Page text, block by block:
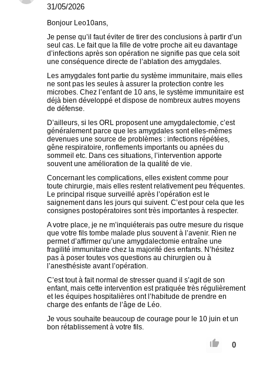
31/05/2026
Bonjour Leo10ans,
Je pense qu’il faut éviter de tirer des conclusions à partir d’un
seul cas. Le fait que la fille de votre proche ait eu davantage
d’infections après son opération ne signifie pas que cela soit
une conséquence directe de l’ablation des amygdales.
Les amygdales font partie du système immunitaire, mais elles
ne sont pas les seules à assurer la protection contre les
microbes. Chez l’enfant de 10 ans, le système immunitaire est
déjà bien développé et dispose de nombreux autres moyens
de défense.
D’ailleurs, si les ORL proposent une amygdalectomie, c’est
généralement parce que les amygdales sont elles-mêmes
devenues une source de problèmes : infections répétées,
gêne respiratoire, ronflements importants ou apnées du
sommeil etc. Dans ces situations, l’intervention apporte
souvent une amélioration de la qualité de vie.
Concernant les complications, elles existent comme pour
toute chirurgie, mais elles restent relativement peu fréquentes.
Le principal risque surveillé après l’opération est le
saignement dans les jours qui suivent. C’est pour cela que les
consignes postopératoires sont très importantes à respecter.
A votre place, je ne m’inquiéterais pas outre mesure du risque
que votre fils tombe malade plus souvent à l’avenir. Rien ne
permet d’affirmer qu’une amygdalectomie entraîne une
fragilité immunitaire chez la majorité des enfants. N’hésitez
pas à poser toutes vos questions au chirurgien ou à
l’anesthésiste avant l’opération.
C’est tout à fait normal de stresser quand il s’agit de son
enfant, mais cette intervention est pratiquée très régulièrement
et les équipes hospitalières ont l’habitude de prendre en
charge des enfants de l’âge de Léo.
Je vous souhaite beaucoup de courage pour le 10 juin et un
bon rétablissement à votre fils.
0